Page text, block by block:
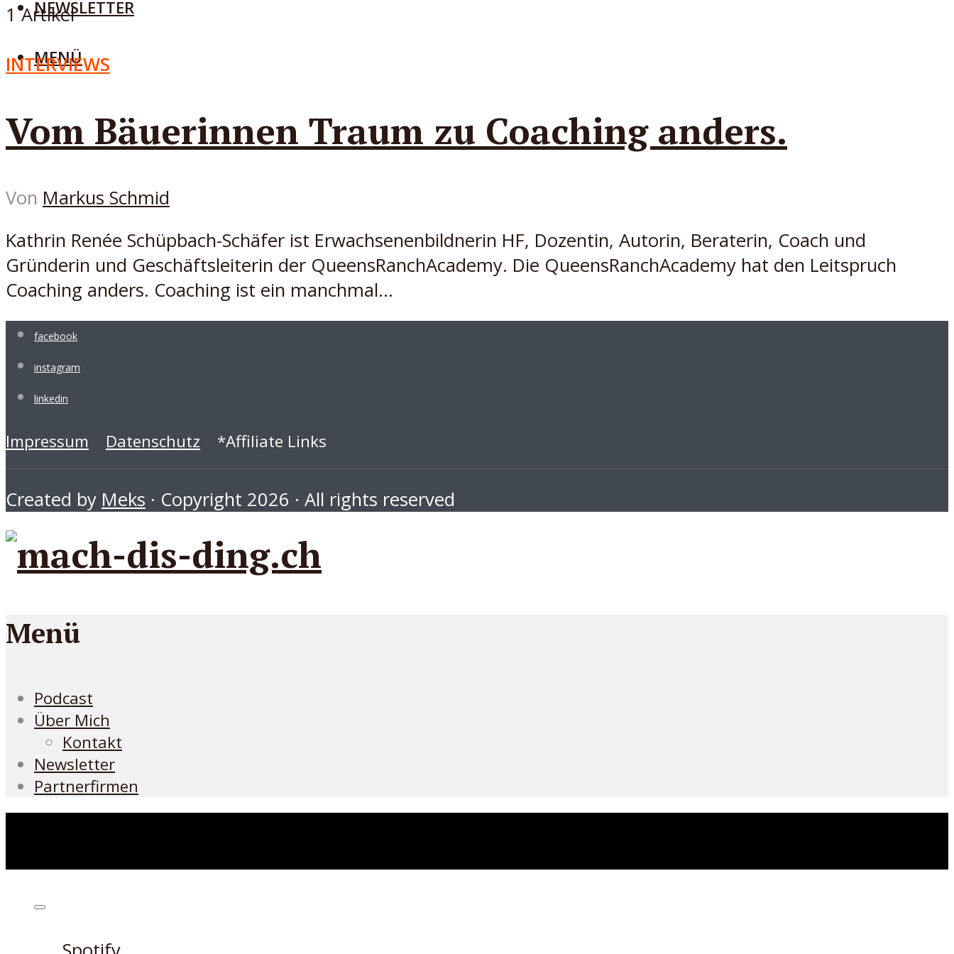
NEWSLETTER
MENÜ
1 Artikel
INTERVIEWS
Vom Bäuerinnen Traum zu Coaching anders.
Von Markus Schmid
Kathrin Renée Schüpbach-Schäfer ist Erwachsenenbildnerin HF, Dozentin, Autorin, Beraterin, Coach und
Gründerin und Geschäftsleiterin der QueensRanchAcademy. Die QueensRanchAcademy hat den Leitspruch
Coaching anders. Coaching ist ein manchmal...
facebook
instagram
linkedin
Impressum Datenschutz *Affiliate Links
Created by Meks · Copyright 2026 · All rights reserved
Menü
Podcast
Über Mich
Kontakt
Newsletter
Partnerfirmen